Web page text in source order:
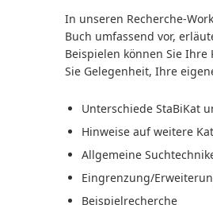
In unseren Recherche-
Buch umfassend vor,
Beispielen können Sie
Sie Gelegenheit, Ihre
Unterschiede StaBiKat
Hinweise auf weitere
Allgemeine
Eingrenzung/
Beispielrecherche